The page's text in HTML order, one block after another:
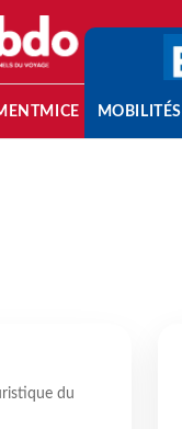
MICE MOBILITÉS
du